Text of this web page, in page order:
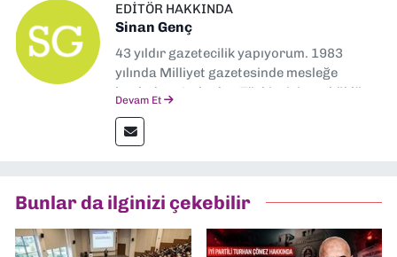
EDITÖR HAKKINDA
Sinan Genç
43 yıldır gazetecilik yapıyorum. 1983
yılında Milliyet gazetesinde mesleğe
başladım. Ardından Türkiye’nin en köklü
muhabir, editör, müdür yardımcısı ve spor
müdürü olarak görev yaptım. Ayrıca Yeni
Gazetesi'nde editörlük yapıyorum
Devam Et
Bunlar da ilginizi çekebilir